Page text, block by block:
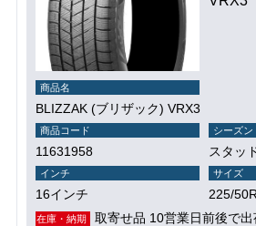
商品名
BLIZZAK (ブリザック) VRX3
商品コード
11631958
シーズン
スタッ
インチ
16インチ
サイズ
225/
在庫・納期
取寄せ品 10営業日前後で